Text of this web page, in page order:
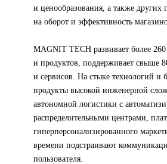
и ценообразования, а также
на оборот и эффективность
MAGNIT TECH развивает более
и продуктов, поддерживает свыше
и сервисов. На стыке технологий и
продукты высокой инженерной
автономной логистики с
распределительными центрами,
гиперперсонализированного
времени подстраивают
пользователя.